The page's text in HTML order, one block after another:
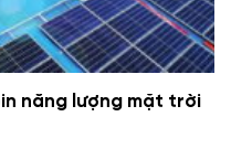
năng lượng mặt trời